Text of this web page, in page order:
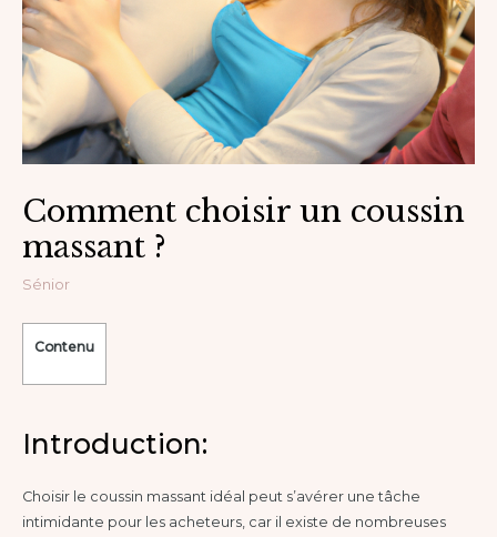
Comment choisir un coussin
massant ?
Sénior
Contenu
Introduction:
Choisir le coussin massant idéal peut s’avérer une tâche
intimidante pour les acheteurs, car il existe de nombreuses